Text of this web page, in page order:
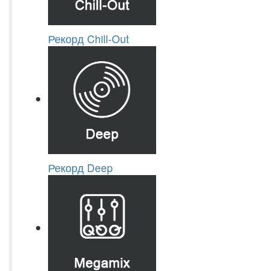
Рекорд Chill-Out
Рекорд Deep